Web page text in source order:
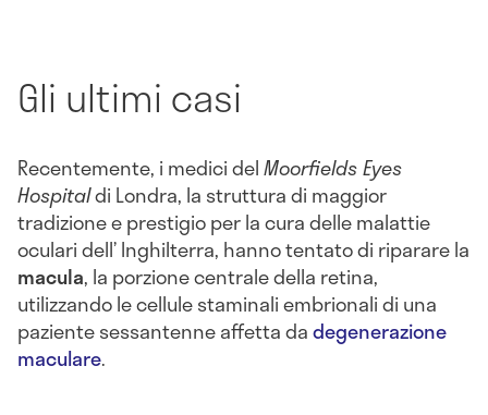
Gli ultimi casi
Recentemente, i medici delMoorfields Eyes
Hospitaldi Londra, la struttura di maggior
tradizione e prestigio per la cura delle malattie
oculari dell’ Inghilterra, hanno tentato di riparare la
macula, la porzione centrale della retina,
utilizzando le cellule staminali embrionali di una
paziente sessantenne affetta dadegenerazione
maculare.